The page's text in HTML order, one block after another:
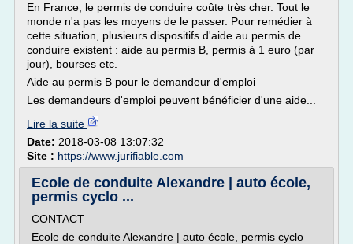
En France, le permis de conduire coûte très cher. Tout le
monde n'a pas les moyens de le passer. Pour remédier à
cette situation, plusieurs dispositifs d'aide au permis de
conduire existent : aide au permis B, permis à 1 euro (par
jour), bourses etc.
Aide au permis B pour le demandeur d'emploi
Les demandeurs d'emploi peuvent bénéficier d'une aide...
Lire la suite
Date: 2018-03-08 13:07:32
Site : https://www.jurifiable.com
Ecole de conduite Alexandre | auto école,
permis cyclo ...
CONTACT
Ecole de conduite Alexandre | auto école, permis cyclo